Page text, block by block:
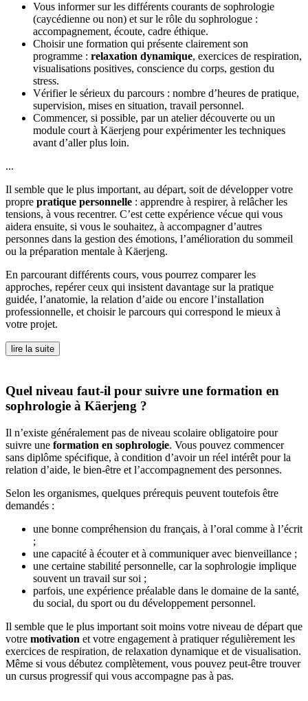
Vous informer sur les différents courants de sophrologie
(caycédienne ou non) et sur le rôle du sophrologue :
accompagnement, écoute, cadre éthique.
Choisir une formation qui présente clairement son
programme : relaxation dynamique, exercices de respiration,
visualisations positives, conscience du corps, gestion du
stress.
Vérifier le sérieux du parcours : nombre d’heures de pratique,
supervision, mises en situation, travail personnel.
Commencer, si possible, par un atelier découverte ou un
module court à Käerjeng pour expérimenter les techniques
avant d’aller plus loin.
...
Il semble que le plus important, au départ, soit de développer votre
propre pratique personnelle : apprendre à respirer, à relâcher les
tensions, à vous recentrer. C’est cette expérience vécue qui vous
aidera ensuite, si vous le souhaitez, à accompagner d’autres
personnes dans la gestion des émotions, l’amélioration du sommeil
ou la préparation mentale à Käerjeng.
En parcourant différents cours, vous pourrez comparer les
approches, repérer ceux qui insistent davantage sur la pratique
guidée, l’anatomie, la relation d’aide ou encore l’installation
professionnelle, et choisir le parcours qui correspond le mieux à
votre projet.
lire la suite
Quel niveau faut-il pour suivre une formation en
sophrologie à Käerjeng ?
Il n’existe généralement pas de niveau scolaire obligatoire pour
suivre une formation en sophrologie. Vous pouvez commencer
sans diplôme spécifique, à condition d’avoir un réel intérêt pour la
relation d’aide, le bien-être et l’accompagnement des personnes.
Selon les organismes, quelques prérequis peuvent toutefois être
demandés :
une bonne compréhension du français, à l’oral comme à l’écrit
;
une capacité à écouter et à communiquer avec bienveillance ;
une certaine stabilité personnelle, car la sophrologie implique
souvent un travail sur soi ;
parfois, une expérience préalable dans le domaine de la santé,
du social, du sport ou du développement personnel.
Il semble que le plus important soit moins votre niveau de départ que
votre motivation et votre engagement à pratiquer régulièrement les
exercices de respiration, de relaxation dynamique et de visualisation.
Même si vous débutez complètement, vous pouvez peut-être trouver
un cursus progressif qui vous accompagne pas à pas.